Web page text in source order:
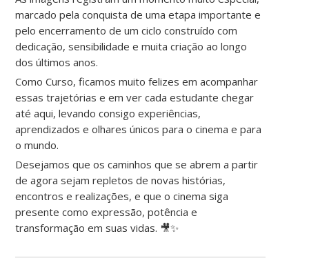
marcado pela conquista de uma etapa importante e
pelo encerramento de um ciclo construído com
dedicação, sensibilidade e muita criação ao longo
dos últimos anos.
Como Curso, ficamos muito felizes em acompanhar
essas trajetórias e em ver cada estudante chegar
até aqui, levando consigo experiências,
aprendizados e olhares únicos para o cinema e para
o mundo.
Desejamos que os caminhos que se abrem a partir
de agora sejam repletos de novas histórias,
encontros e realizações, e que o cinema siga
presente como expressão, potência e
transformação em suas vidas. 🎥✨